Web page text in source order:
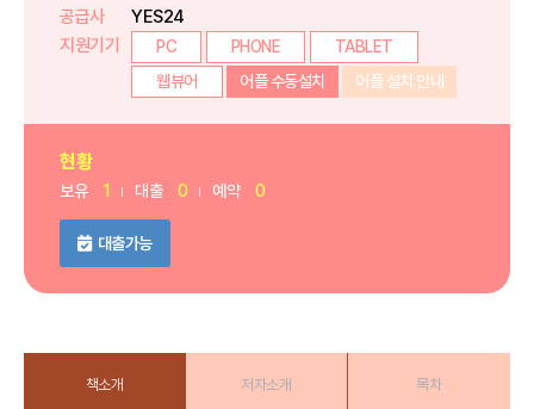
공급사
YES24
지원기기
PC PHONE
TABLET
웹뷰어
어플 수동설치 어플 설치 안내
현황
보유 1 대출 0 예약 0
대출가능
책소개 저자소개 목차